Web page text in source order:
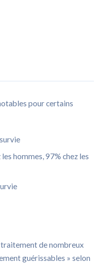
pour certains
hommes, 97% chez les
traitement de nombreux
guérissables » selon